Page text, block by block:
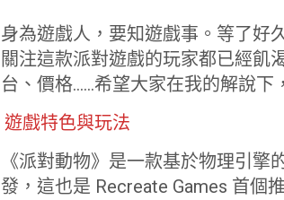
身為遊戲人，要知遊戲事。等了好
關注這款派對遊戲的玩家都已經飢
台、價格……希望大家在我的解說下
遊戲特色與玩法
《派對動物》是一款基於物理引擎
發，這也是 Recreate Games 首個